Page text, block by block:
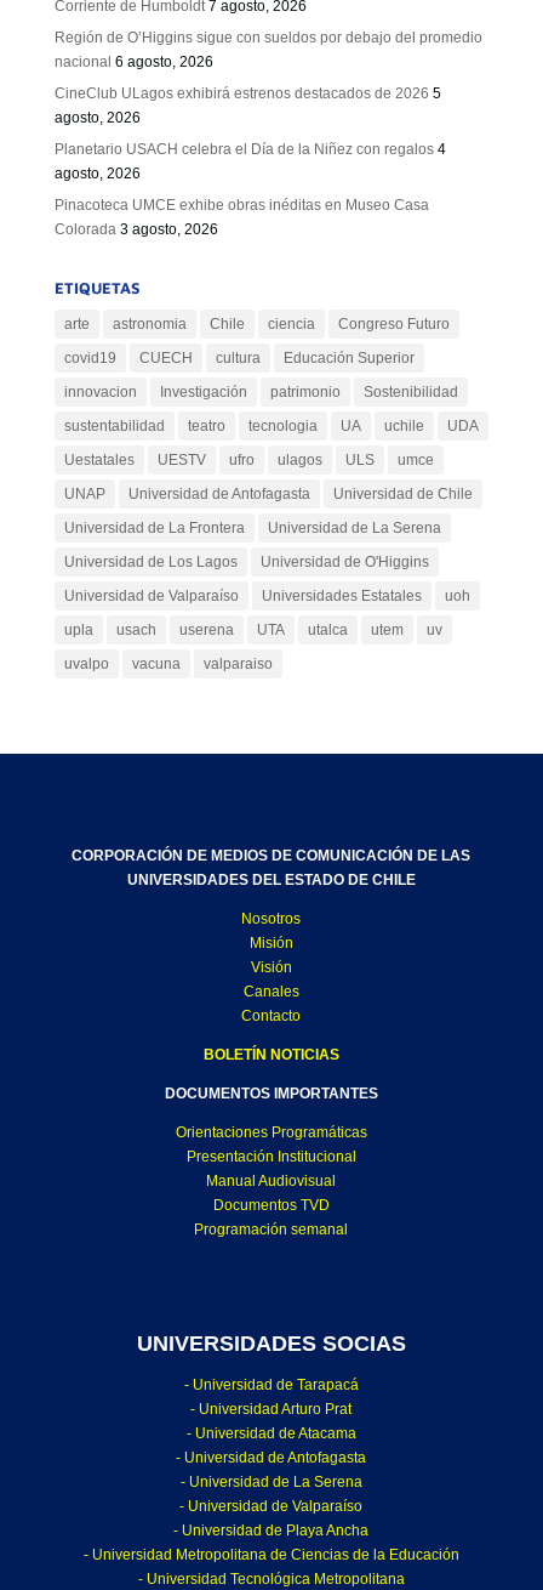
Corriente de Humboldt 7 agosto, 2026
Región de O’Higgins sigue con sueldos por debajo del promedio
nacional 6 agosto, 2026
CineClub ULagos exhibirá estrenos destacados de 2026 5
agosto, 2026
Planetario USACH celebra el Día de la Niñez con regalos 4
agosto, 2026
Pinacoteca UMCE exhibe obras inéditas en Museo Casa
Colorada 3 agosto, 2026
ETIQUETAS
arte astronomia Chile ciencia
Congreso Futuro
covid19
CUECH cultura
Educación Superior
innovacion
Investigación patrimonio
Sostenibilidad
sustentabilidad
teatro tecnologia UA uchile
UDA
Uestatales
UESTV ufro ulagos ULS
umce
UNAP
Universidad de Antofagasta
Universidad de Chile
Universidad de La Frontera
Universidad de La Serena
Universidad de Los Lagos
Universidad de O'Higgins
Universidad de Valparaíso
Universidades Estatales
uoh
upla
usach userena UTA utalca utem
uv
uvalpo
vacuna valparaiso
CORPORACIÓN DE MEDIOS DE COMUNICACIÓN DE LAS
UNIVERSIDADES DEL ESTADO DE CHILE
Nosotros
Misión
Visión
Canales
Contacto
BOLETÍN NOTICIAS
DOCUMENTOS IMPORTANTES
Orientaciones Programáticas
Presentación Institucional
Manual Audiovisual
Documentos TVD
Programación semanal
UNIVERSIDADES SOCIAS
- Universidad de Tarapacá
- Universidad Arturo Prat
- Universidad de Atacama
- Universidad de Antofagasta
- Universidad de La Serena
- Universidad de Valparaíso
- Universidad de Playa Ancha
- Universidad Metropolitana de Ciencias de la Educación
- Universidad Tecnológica Metropolitana